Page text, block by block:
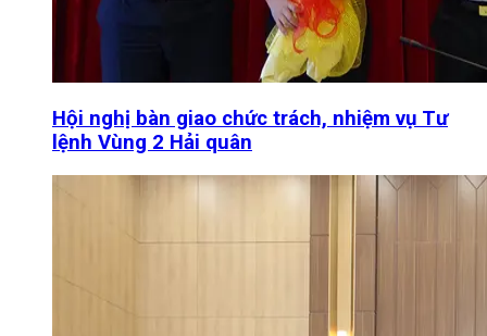
Hội nghị bàn giao chức trách, nhiệm vụ Tư
lệnh Vùng 2 Hải quân